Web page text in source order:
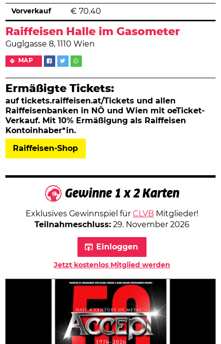
Raiffeisen Halle im Gasometer
Guglgasse 8, 1110 Wien
MAP
Ermäßigte Tickets:
auf tickets.raiffeisen.at/Tickets und allen
Raiffeisenbanken in NÖ und Wien mit oeTicket-
Verkauf. Mit 10% Ermäßigung als Raiffeisen
Kontoinhaber*in.
Raiffeisen-Shop
Vorverkauf € 70.40
Gewinne 1 x 2 Karten
Exklusives Gewinnspiel für CLVBMitglieder!
Teilnahmeschluss:29. November 2026
Einloggen
Jetzt kostenlos Mitglied werden